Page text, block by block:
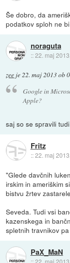
Še dobro, da
podatkov sploh ne
noraguta
::22. maj
zee je22. maj 2013 ob
Google in
Apple?
saj so se spravili
Fritz
::22. maj
"Glede davčnih
irskim in ameriškim
bistvu žrtev
Seveda. Tudi vsi
kazenskega in
spletnih travnikov
PaX_MaN
::22. maj